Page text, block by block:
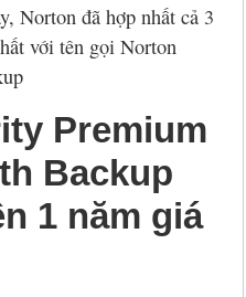
Norton đã hợp nhất cả 3
với tên gọi Norton
Premium
Backup
1 năm giá